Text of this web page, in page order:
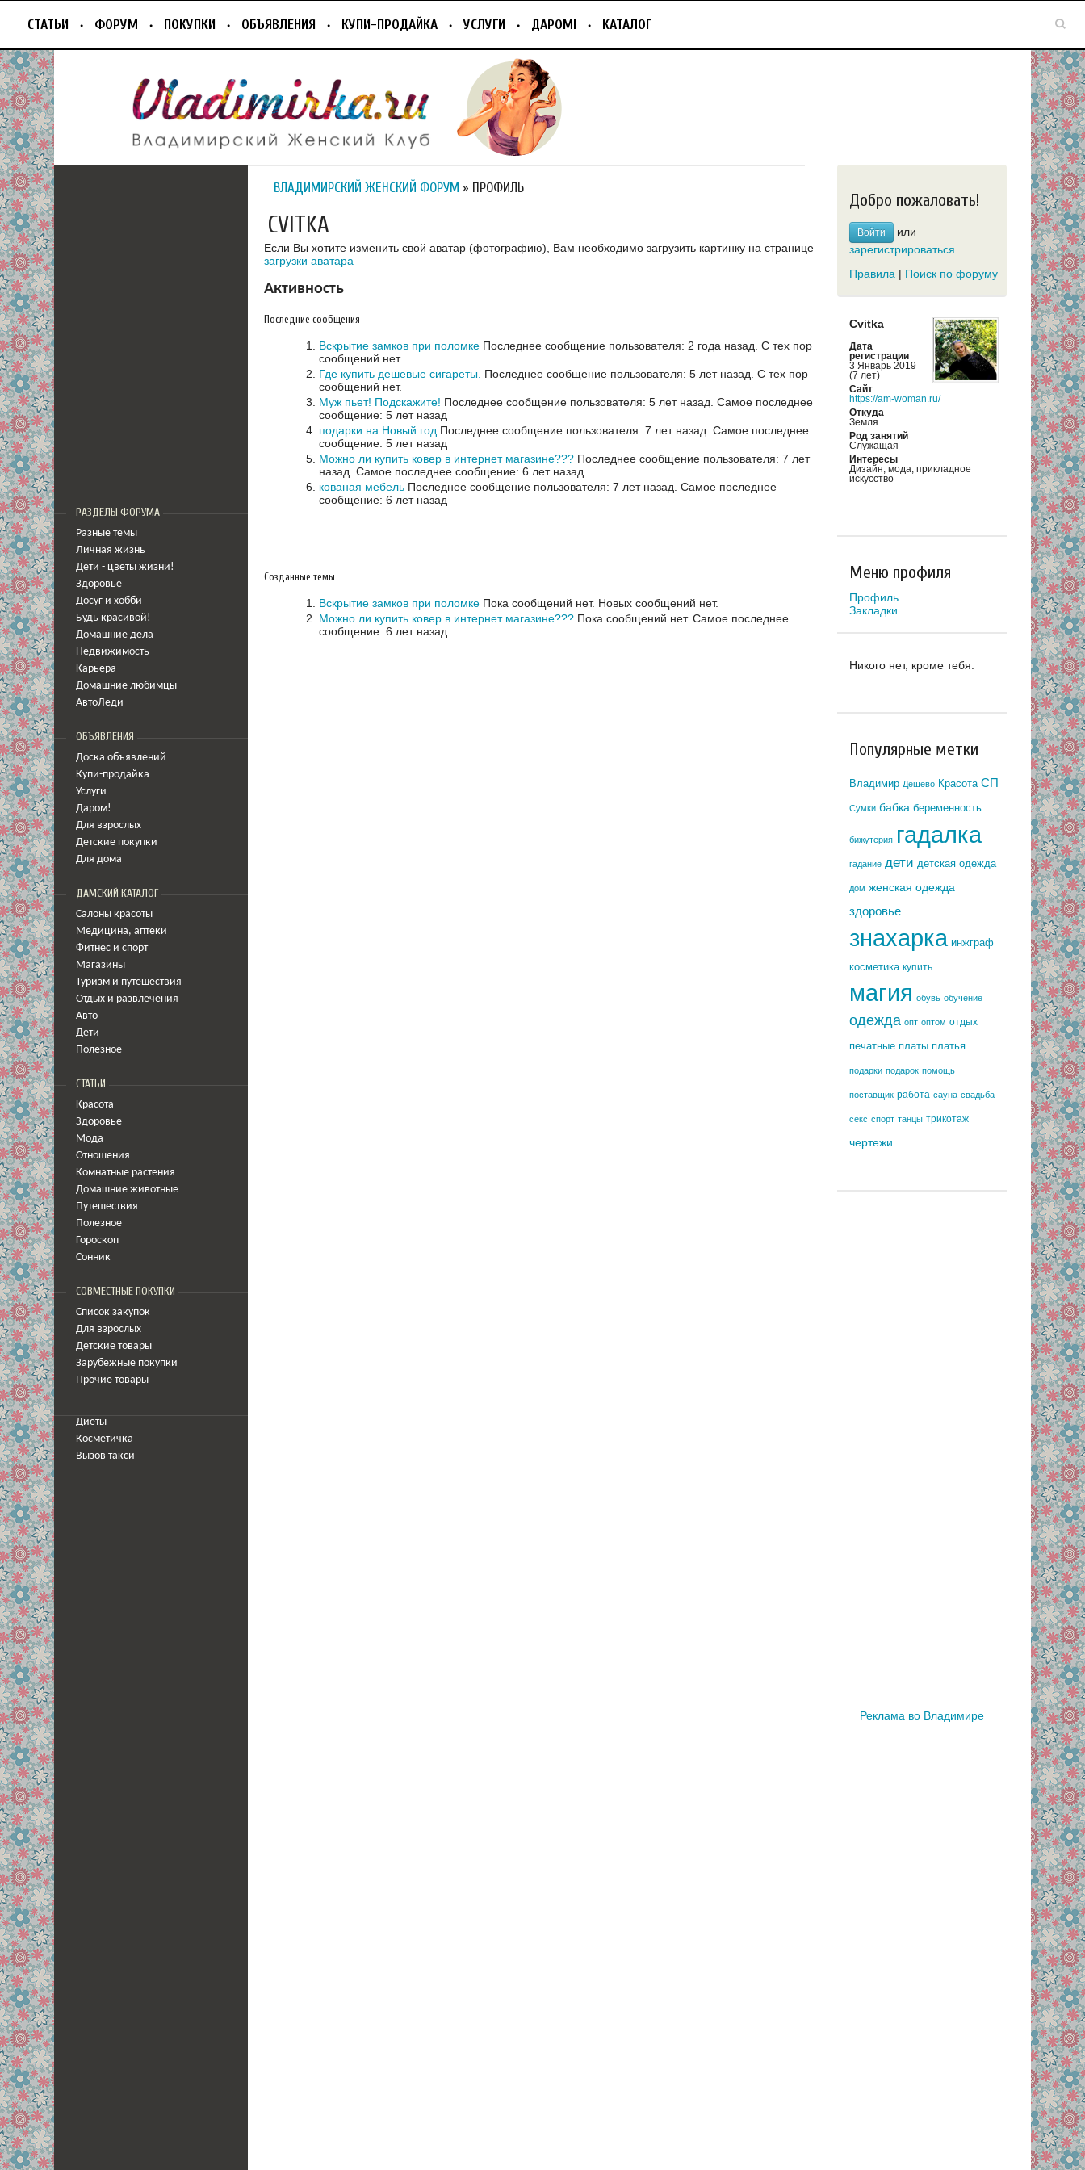
СТАТЬИ ФОРУМ ПОКУПКИ ОБЪЯВЛЕНИЯ КУПИ-ПРОДАЙКА УСЛУГИ ДАРОМ! КАТАЛОГ
РАЗДЕЛЫ ФОРУМА
Разные темы
Личная жизнь
Дети - цветы жизни!
Здоровье
Досуг и хобби
Будь красивой!
Домашние дела
Недвижимость
Карьера
Домашние любимцы
АвтоЛеди
ОБЪЯВЛЕНИЯ
Доска объявлений
Купи-продайка
Услуги
Даром!
Для взрослых
Детские покупки
Для дома
ДАМСКИЙ КАТАЛОГ
Салоны красоты
Медицина, аптеки
Фитнес и спорт
Магазины
Туризм и путешествия
Отдых и развлечения
Авто
Дети
Полезное
СТАТЬИ
Красота
Здоровье
Мода
Отношения
Комнатные растения
Домашние животные
Путешествия
Полезное
Гороскоп
Сонник
СОВМЕСТНЫЕ ПОКУПКИ
Список закупок
Для взрослых
Детские товары
Зарубежные покупки
Прочие товары
Диеты
Косметичка
Вызов такси
ВЛАДИМИРСКИЙ ЖЕНСКИЙ ФОРУМ » ПРОФИЛЬ
CVITKA
Если Вы хотите изменить свой аватар (фотографию), Вам необходимо загрузить картинку на странице
загрузки аватара
Активность
Последние сообщения
Вскрытие замков при поломке Последнее сообщение пользователя: 2 года назад. С тех пор
сообщений нет.
Где купить дешевые сигареты. Последнее сообщение пользователя: 5 лет назад. С тех пор
сообщений нет.
Муж пьет! Подскажите! Последнее сообщение пользователя: 5 лет назад. Самое последнее
сообщение: 5 лет назад
подарки на Новый год Последнее сообщение пользователя: 7 лет назад. Самое последнее
сообщение: 5 лет назад
Можно ли купить ковер в интернет магазине??? Последнее сообщение пользователя: 7 лет
назад. Самое последнее сообщение: 6 лет назад
кованая мебель Последнее сообщение пользователя: 7 лет назад. Самое последнее
сообщение: 6 лет назад
Созданные темы
Вскрытие замков при поломке Пока сообщений нет. Новых сообщений нет.
Можно ли купить ковер в интернет магазине??? Пока сообщений нет. Самое последнее
сообщение: 6 лет назад.
Добро пожаловать!
Войти
или
зарегистрироваться
Правила | Поиск по форуму
Cvitka
Дата
регистрации
3 Январь 2019
(7 лет)
Сайт
https://am-woman.ru/
Откуда
Земля
Род занятий
Служащая
Интересы
Дизайн, мода, прикладное
искусство
Меню профиля
Профиль
Закладки
Никого нет, кроме тебя.
Популярные метки
Владимир Дешево Красота СП
Сумки бабка беременность
бижутерия гадалка
гадание дети детская одежда
дом женская одежда
здоровье
знахарка инжграф
косметика купить
магия обувь обучение
одежда опт оптом отдых
печатные платы платья
подарки подарок помощь
поставщик работа сауна свадьба
секс спорт танцы трикотаж
чертежи
Реклама во Владимире